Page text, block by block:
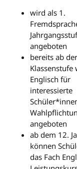
wird als 1.
angeboten
bereits ab
Klassenstufe
Englisch für
interessierte
angeboten
ab dem 12.
können
das Fach